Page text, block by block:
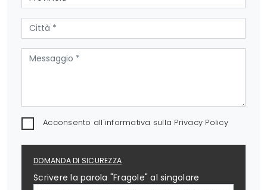
Acconsento all'informativa sulla Privacy Policy
DOMANDA DI SICUREZZA
Scrivere la parola "Fragole" al singolare